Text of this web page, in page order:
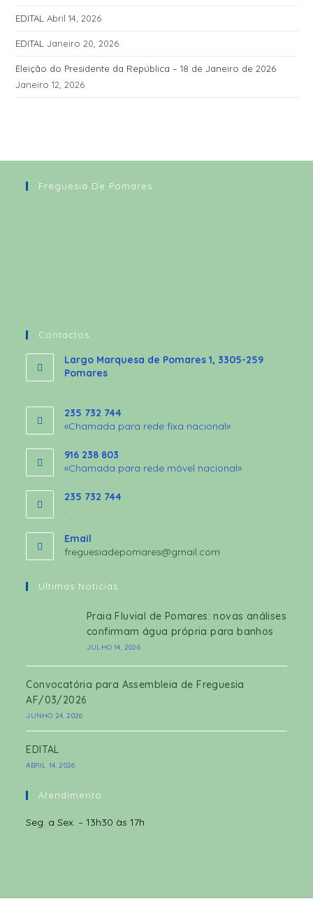
EDITAL Abril 14, 2026
EDITAL Janeiro 20, 2026
Eleição do Presidente da República – 18 de Janeiro de 2026
Janeiro 12, 2026
Freguesia De Pomares
Contactos
Largo Marquesa de Pomares 1, 3305-259
Pomares
.
235 732 744
«Chamada para rede fixa nacional»
916 238 803
«Chamada para rede móvel nacional»
235 732 744
.
Email
freguesiadepomares@gmail.com
Ultimas Noticias
Praia Fluvial de Pomares: novas análises
confirmam água própria para banhos
JULHO 14, 2026
Convocatória para Assembleia de Freguesia
AF/03/2026
JUNHO 24, 2026
EDITAL
ABRIL 14, 2026
Atendimento
Seg. a Sex. – 13h30 às 17h